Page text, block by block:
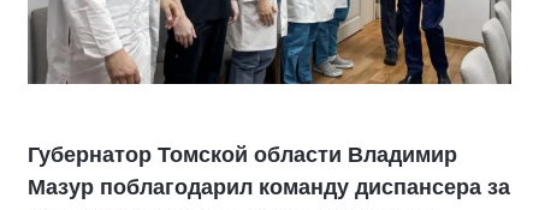
Губернатор Томской области Владимир
Мазур поблагодарил команду диспансера за